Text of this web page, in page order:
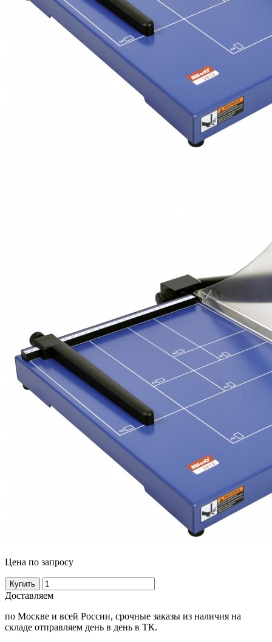
Цена по запросу
Купить
Доставляем
по Москве и всей России, срочные заказы из наличия на
складе отправляем день в день в ТК.